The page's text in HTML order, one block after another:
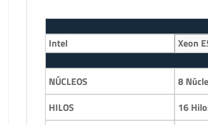
Intel
Xeon
NÚCLEOS
8
HILOS
16